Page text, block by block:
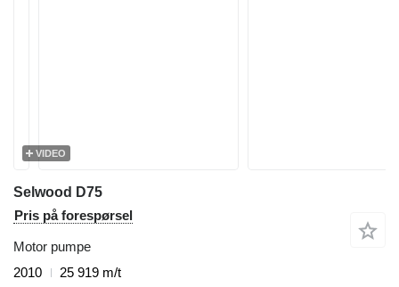
VIDEO
Selwood D75
Pris på forespørsel
Motor pumpe
2010
25 919 m/t